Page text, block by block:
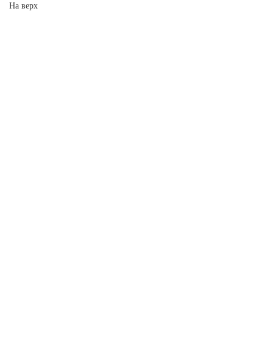
На верх